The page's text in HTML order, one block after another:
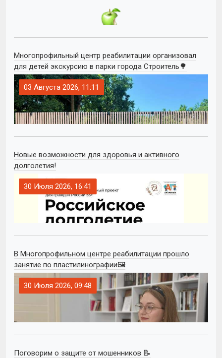
Многопрофильный центр реабилитации организовал
для детей экскурсию в парки города Строитель🌳
03 Августа 2026, 11:11
Новые возможности для здоровья и активного
долголетия!
30 Июля 2026, 16:41
В Многопрофильном центре реабилитации прошло
занятие по пластилинографии🖼
30 Июля 2026, 09:48
Поговорим о защите от мошенников 📝